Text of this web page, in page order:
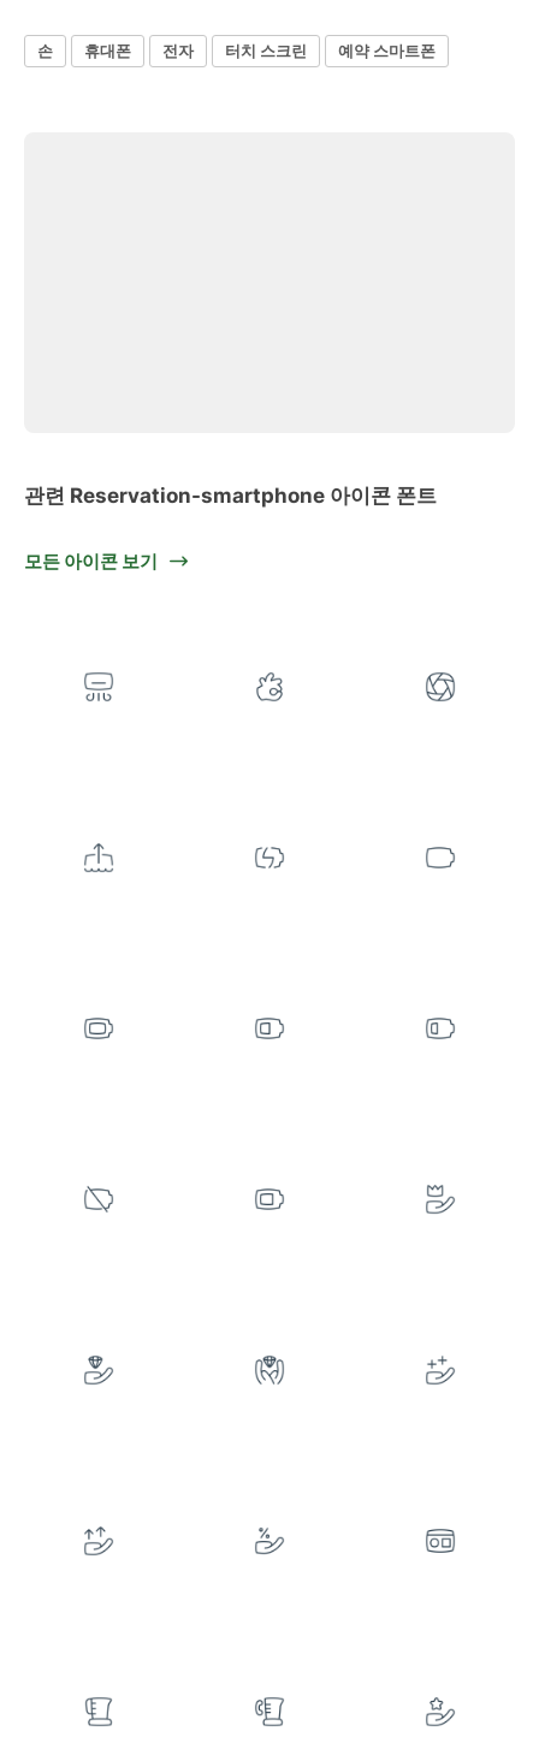
손 휴대폰 전자 터치 스크린 예약 스마트폰
관련 Reservation-smartphone 아이콘 폰트
모든 아이콘 보기